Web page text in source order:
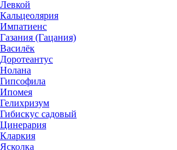
Левкой
Кальцеолярия
Импатиенс
Газания (Гацания)
Василёк
Доротеантус
Нолана
Гипсофила
Ипомея
Гелихризум
Гибискус садовый
Цинерария
Кларкия
Ясколка